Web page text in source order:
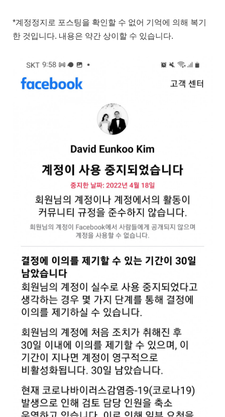
*계정정지로 포스팅을 확인할 수 없어 기억에 의해 복기
한 것입니다. 내용은 약간 상이할 수 있습니다.